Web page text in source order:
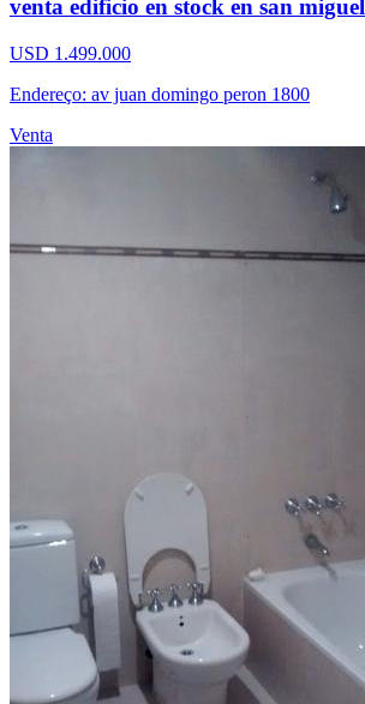
venta edificio en stock en san miguel
USD 1.499.000
Endereço: av juan domingo peron 1800
Venta